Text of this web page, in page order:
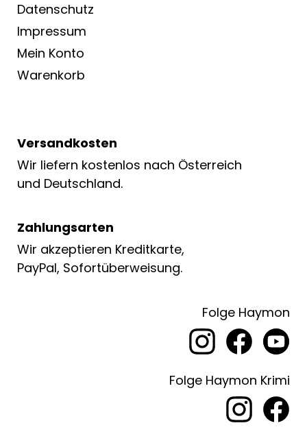
Datenschutz
Impressum
Mein Konto
Warenkorb
Versandkosten
Wir liefern kostenlos nach Österreich
und Deutschland.
Zahlungsarten
Wir akzeptieren Kreditkarte,
PayPal, Sofortüberweisung.
Folge Haymon
Folge Haymon Krimi